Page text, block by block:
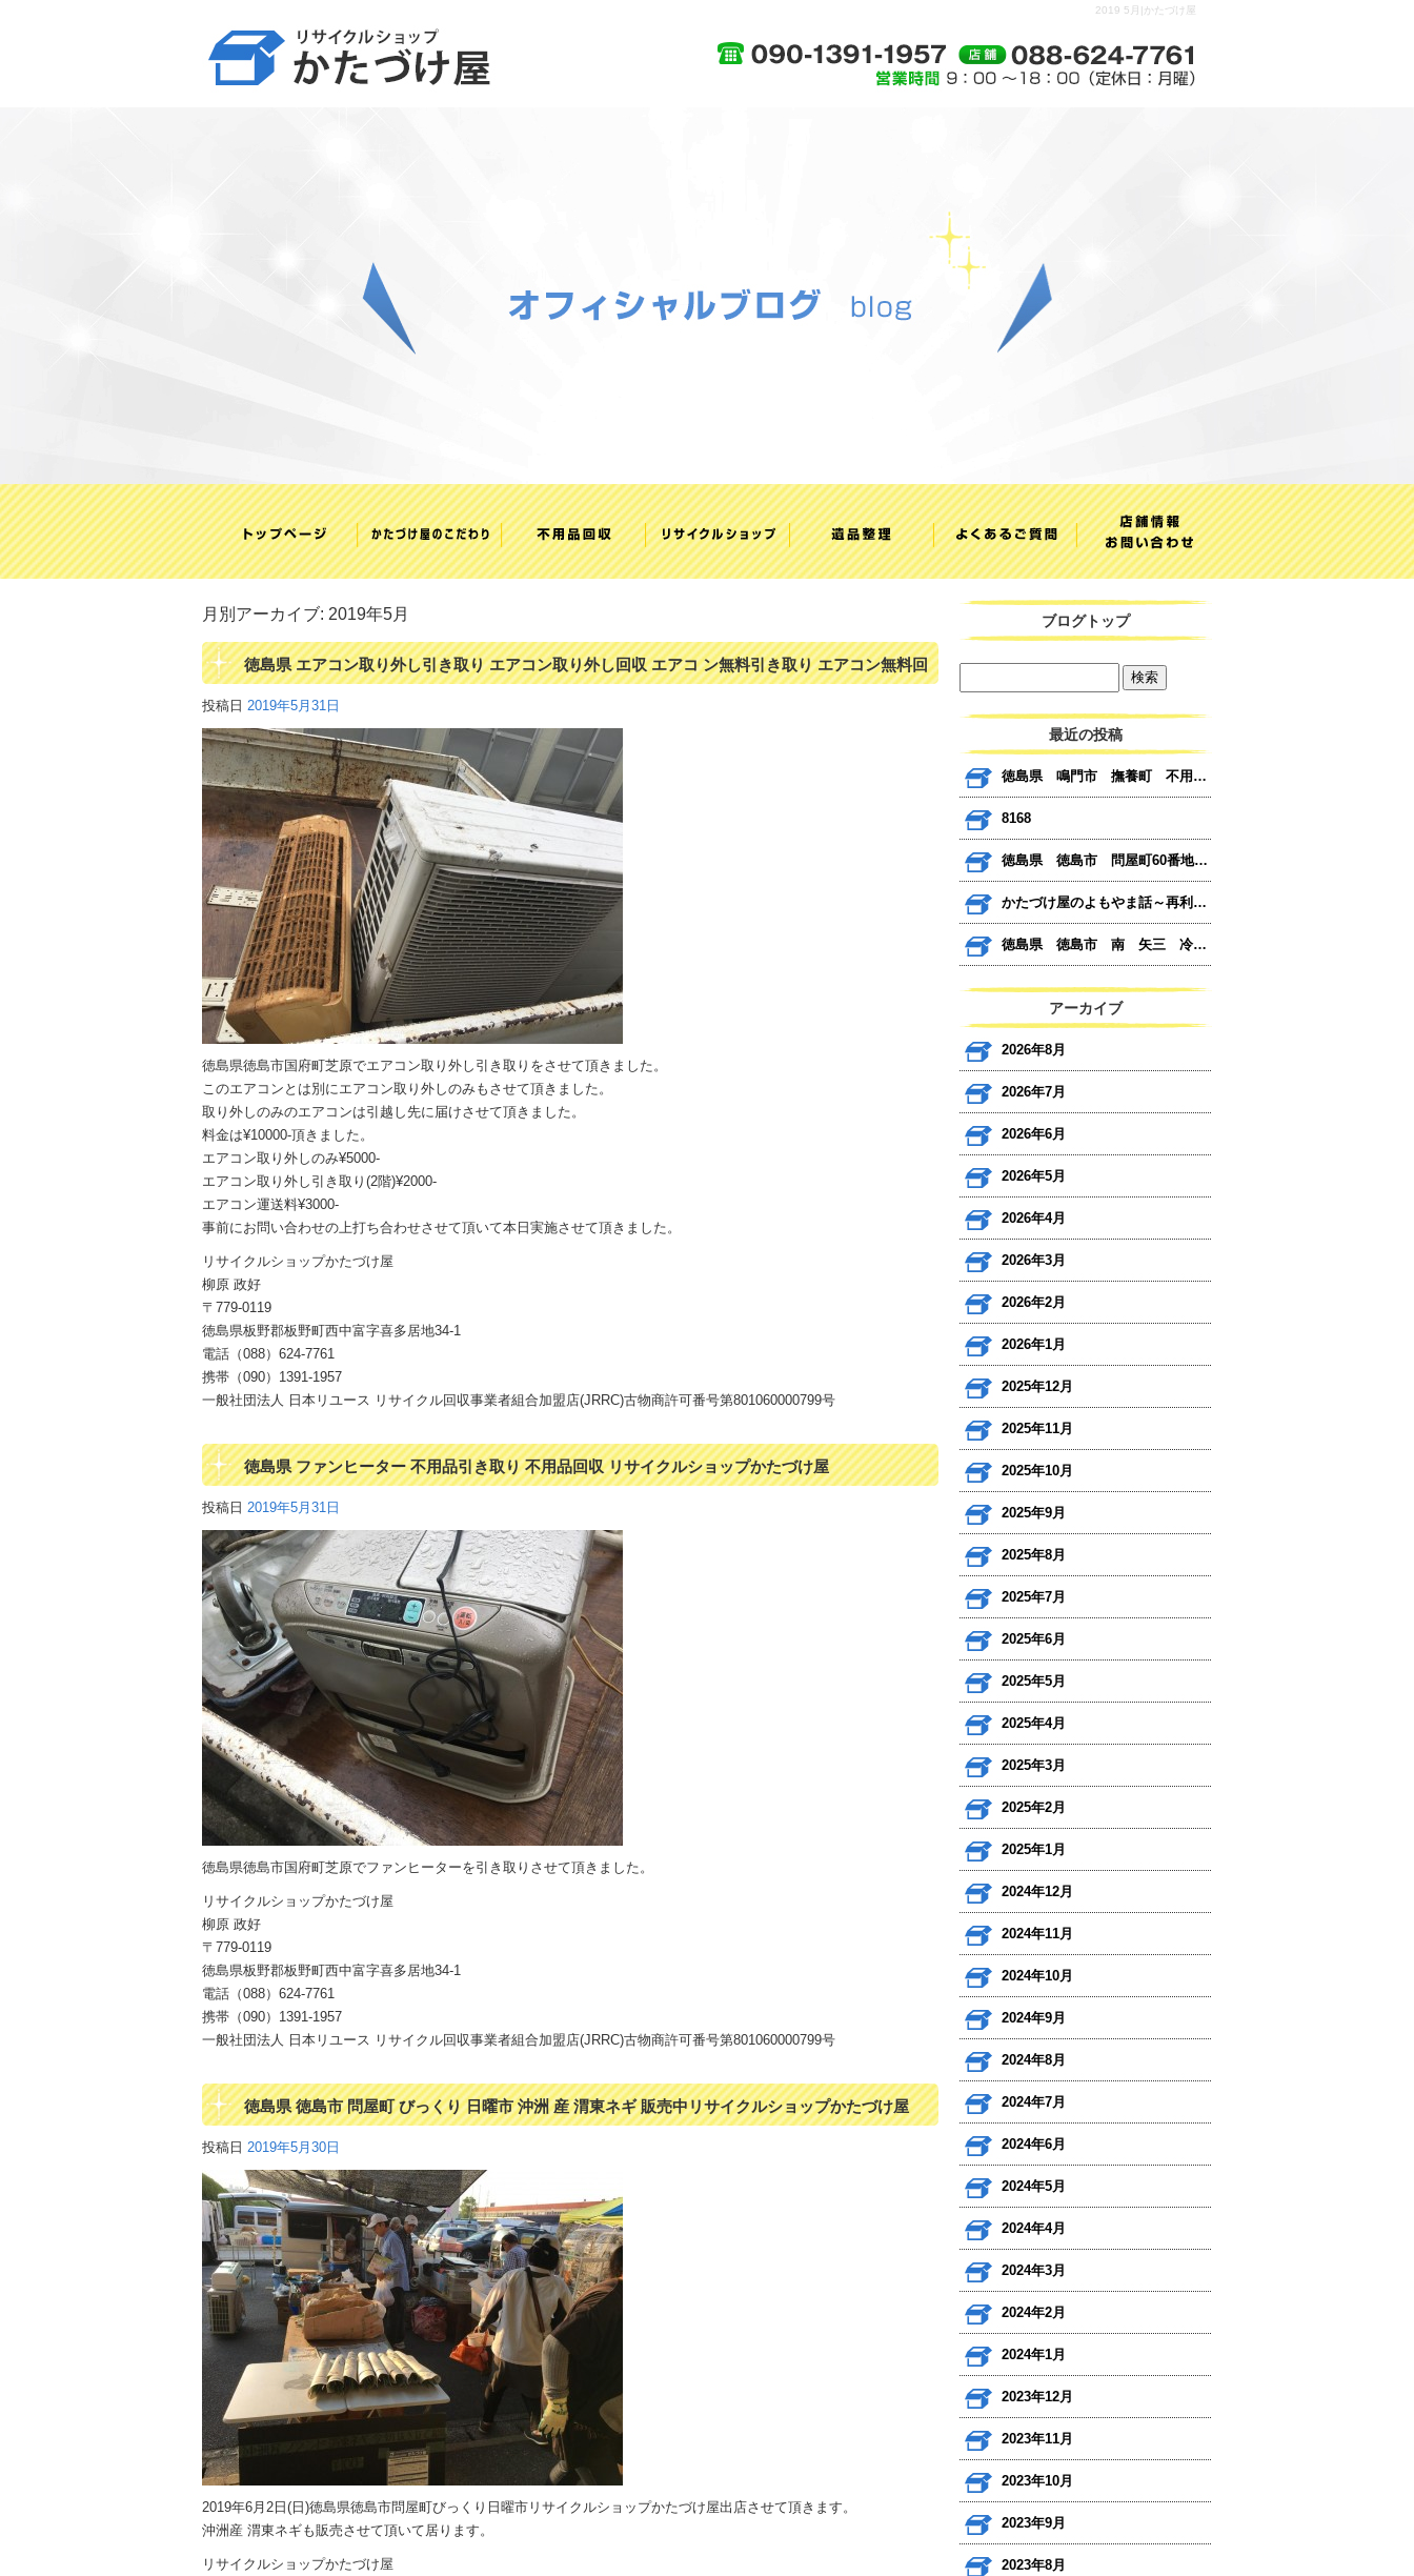
2019 5月|かたづけ屋
月別アーカイブ: 2019年5月
徳島県 エアコン取り外し引き取り エアコン取り外し回収 エアコ ン無料引き取り エアコン無料回
収 リサイクルシ ョップかたづけ屋
投稿日 2019年5月31日
徳島県徳島市国府町芝原でエアコン取り外し引き取りをさせて頂きました。
このエアコンとは別にエアコン取り外しのみもさせて頂きました。
取り外しのみのエアコンは引越し先に届けさせて頂きました。
料金は¥10000-頂きました。
エアコン取り外しのみ¥5000-
エアコン取り外し引き取り(2階)¥2000-
エアコン運送料¥3000-
事前にお問い合わせの上打ち合わせさせて頂いて本日実施させて頂きました。
リサイクルショップかたづけ屋
柳原 政好
〒779-0119
徳島県板野郡板野町西中富字喜多居地34-1
電話（088）624-7761
携帯（090）1391-1957
一般社団法人 日本リユース リサイクル回収事業者組合加盟店(JRRC)古物商許可番号第801060000799号
徳島県 ファンヒーター 不用品引き取り 不用品回収 リサイクルショップかたづけ屋
投稿日 2019年5月31日
徳島県徳島市国府町芝原でファンヒーターを引き取りさせて頂きました。
リサイクルショップかたづけ屋
柳原 政好
〒779-0119
徳島県板野郡板野町西中富字喜多居地34-1
電話（088）624-7761
携帯（090）1391-1957
一般社団法人 日本リユース リサイクル回収事業者組合加盟店(JRRC)古物商許可番号第801060000799号
徳島県 徳島市 問屋町 びっくり 日曜市 沖洲 産 渭東ネギ 販売中リサイクルショップかたづけ屋
投稿日 2019年5月30日
2019年6月2日(日)徳島県徳島市問屋町びっくり日曜市リサイクルショップかたづけ屋出店させて頂きます。
沖洲産 渭東ネギも販売させて頂いて居ります。
リサイクルショップかたづけ屋
ブログトップ
最近の投稿
徳島県 鳴門市 撫養町 不用品 バイク 引き取り
8168
徳島県 徳島市 問屋町60番地 びっくり日曜市
かたづけ屋のよもやま話～再利用だけではない～
徳島県 徳島市 南 矢三 冷蔵庫 テレビ
アーカイブ
2026年8月
2026年7月
2026年6月
2026年5月
2026年4月
2026年3月
2026年2月
2026年1月
2025年12月
2025年11月
2025年10月
2025年9月
2025年8月
2025年7月
2025年6月
2025年5月
2025年4月
2025年3月
2025年2月
2025年1月
2024年12月
2024年11月
2024年10月
2024年9月
2024年8月
2024年7月
2024年6月
2024年5月
2024年4月
2024年3月
2024年2月
2024年1月
2023年12月
2023年11月
2023年10月
2023年9月
2023年8月